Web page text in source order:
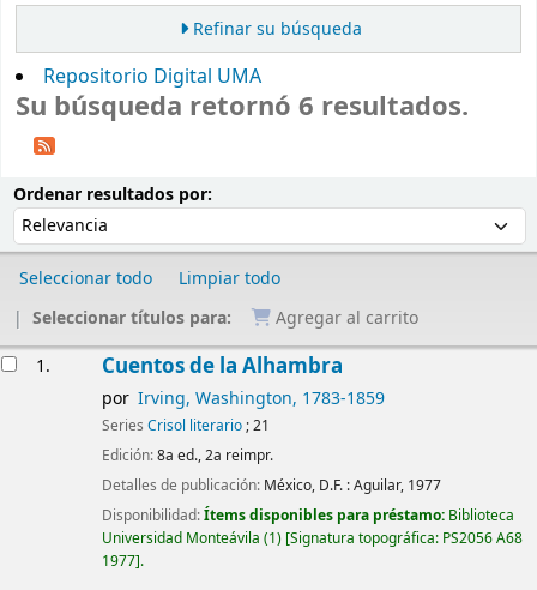
Refinar su búsqueda
Repositorio Digital UMA
Su búsqueda retornó 6 resultados.
Ordenar resultados por:
Seleccionar todo
Limpiar todo
Seleccionar títulos para:
Agregar al carrito
1. Cuentos de la Alhambra
por Irving, Washington, 1783-1859
Series Crisol literario; 21
Edición:8a ed., 2a reimpr.
Detalles de publicación: México, D.F. :Aguilar, 1977
Disponibilidad:Ítems disponibles para préstamo: Biblioteca
Universidad Monteávila (1) Signatura topográfica: PS2056 A68
1977 .